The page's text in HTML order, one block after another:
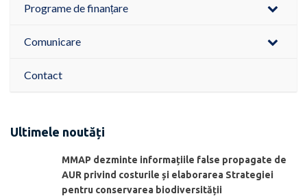
Programe de finanțare
Comunicare
Contact
Ultimele noutăți
MMAP dezminte informațiile false propagate de
AUR privind costurile și elaborarea Strategiei
pentru conservarea biodiversității